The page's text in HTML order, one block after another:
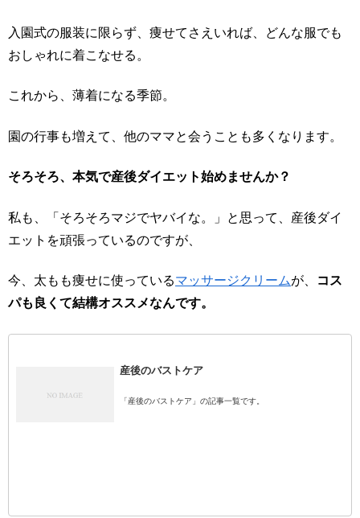
入園式の服装に限らず、痩せてさえいれば、どんな服でも
おしゃれに着こなせる。
これから、薄着になる季節。
園の行事も増えて、他のママと会うことも多くなります。
そろそろ、本気で産後ダイエット始めませんか？
私も、「そろそろマジでヤバイな。」と思って、産後ダイ
エットを頑張っているのですが、
今、太もも痩せに使っているマッサージクリームが、
コス
パも良くて結構オススメなんです。
産後のバストケア
「産後のバストケア」の記事一覧です。